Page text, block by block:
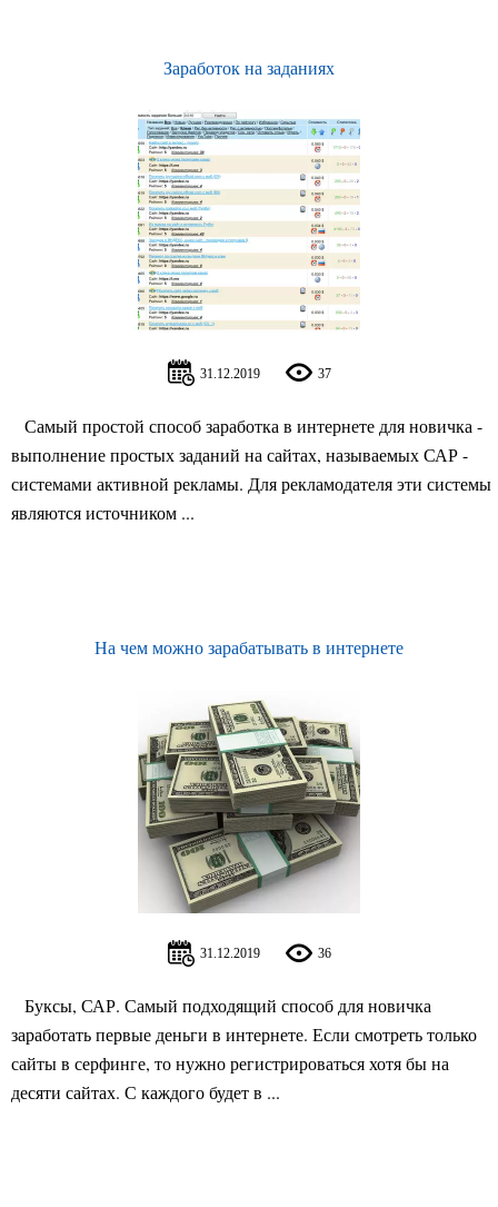
Заработок на заданиях
31.12.2019 37
Самый простой способ заработка в интернете для новичка -
выполнение простых заданий на сайтах, называемых САР -
системами активной рекламы. Для рекламодателя эти системы
являются источником ...
На чем можно зарабатывать в интернете
31.12.2019 36
Буксы, САР. Самый подходящий способ для новичка
заработать первые деньги в интернете. Если смотреть только
сайты в серфинге, то нужно регистрироваться хотя бы на
десяти сайтах. С каждого будет в ...